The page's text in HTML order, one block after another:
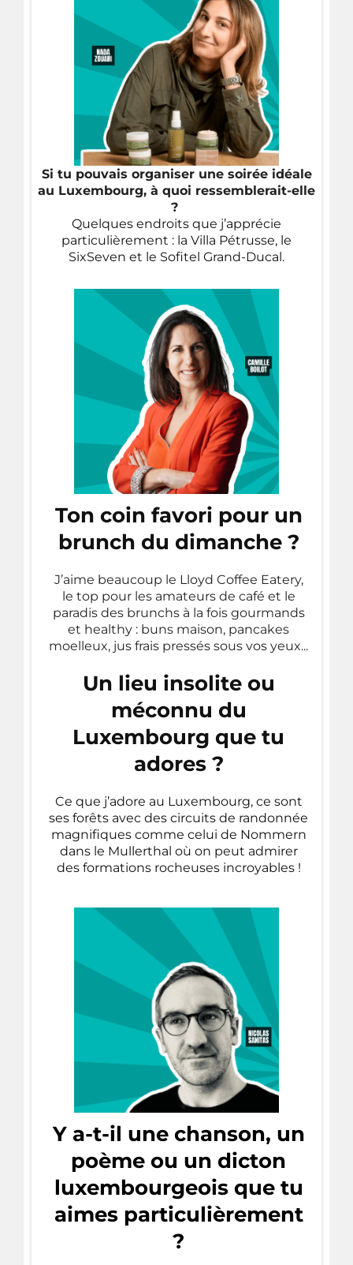
Si tu pouvais organiser une soirée idéale
au Luxembourg, à quoi ressemblerait-elle
?
Quelques endroits que j’apprécie
particulièrement : la Villa Pétrusse, le
SixSeven et le Sofitel Grand-Ducal.
Ton coin favori pour un
brunch du dimanche ?
J’aime beaucoup le Lloyd Coffee Eatery,
le top pour les amateurs de café et le
paradis des brunchs à la fois gourmands
et healthy : buns maison, pancakes
moelleux, jus frais pressés sous vos yeux...
Un lieu insolite ou
méconnu du
Luxembourg que tu
adores ?
Ce que j’adore au Luxembourg, ce sont
ses forêts avec des circuits de randonnée
magnifiques comme celui de Nommern
dans le Mullerthal où on peut admirer
des formations rocheuses incroyables !
Y a-t-il une chanson, un
poème ou un dicton
luxembourgeois que tu
aimes particulièrement
?